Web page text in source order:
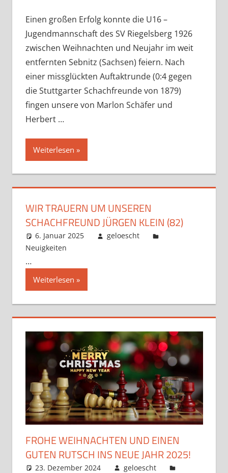
Einen großen Erfolg konnte die U16 –
Jugendmannschaft des SV Riegelsberg 1926
zwischen Weihnachten und Neujahr im weit
entfernten Sebnitz (Sachsen) feiern. Nach
einer missglückten Auftaktrunde (0:4 gegen
die Stuttgarter Schachfreunde von 1879)
fingen unsere von Marlon Schäfer und
Herbert …
Weiterlesen
WIR TRAUERN UM UNSEREN
SCHACHFREUND JÜRGEN KLEIN (82)
6. Januar 2025
geloescht
Neuigkeiten
…
Weiterlesen
FROHE WEIHNACHTEN UND EINEN
GUTEN RUTSCH INS NEUE JAHR 2025!
23. Dezember 2024
geloescht